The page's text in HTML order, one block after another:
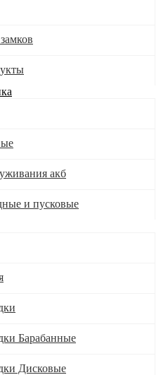
акб
и пусковые
Барабанные
Дисковые